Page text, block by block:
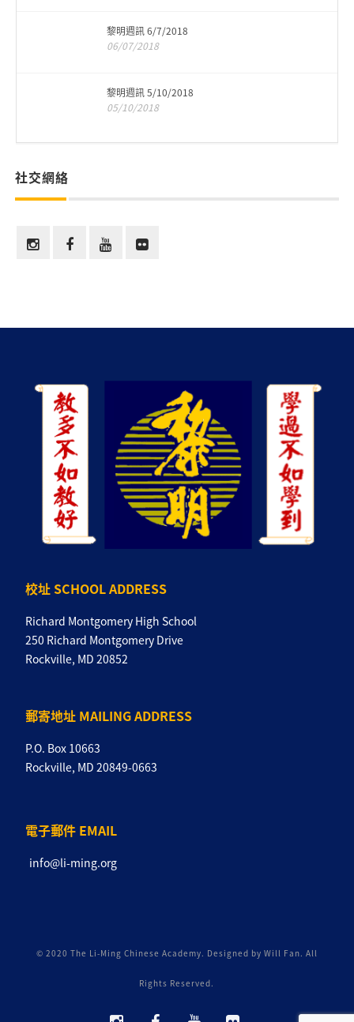
黎明週訊 6/7/2018
06/07/2018
黎明週訊 5/10/2018
05/10/2018
社交網絡
校址 SCHOOL ADDRESS
Richard Montgomery High School
250 Richard Montgomery Drive
Rockville, MD 20852
郵寄地址 MAILING ADDRESS
P.O. Box 10663
Rockville, MD 20849-0663
電子郵件 EMAIL
info@li-ming.org
© 2020 The Li-Ming Chinese Academy. Designed by Will Fan. All
Rights Reserved.